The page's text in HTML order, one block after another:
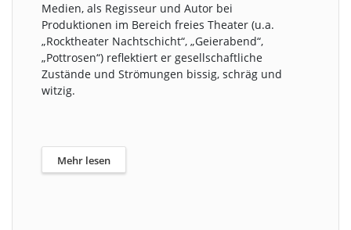
Medien, als Regisseur und Autor bei
Produktionen im Bereich freies Theater (u.a.
„Rocktheater Nachtschicht“, „Geierabend“,
„Pottrosen“) reflektiert er gesellschaftliche
Zustände und Strömungen bissig, schräg und
witzig.
Mehr lesen